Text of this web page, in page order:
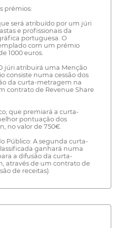
prémios:
será atribuído por um júri
e profissionais da
portuguesa. O
com um prémio
1000 euros.
júri atribuirá uma Menção
consiste numa cessão dos
da curta-metragem na
contrato de Revenue Share
que premiará a curta-
pontuação dos
no valor de 750€.
Público: A segunda curta-
ganhará numa
a difusão da curta-
através de um contrato de
de receitas).